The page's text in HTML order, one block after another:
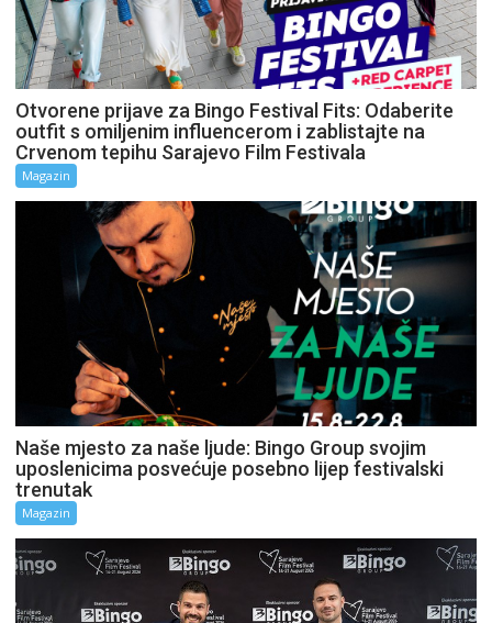
Otvorene prijave za Bingo Festival Fits: Odaberite
outfit s omiljenim influencerom i zablistajte na
Crvenom tepihu Sarajevo Film Festivala
Magazin
Naše mjesto za naše ljude: Bingo Group svojim
uposlenicima posvećuje posebno lijep festivalski
trenutak
Magazin